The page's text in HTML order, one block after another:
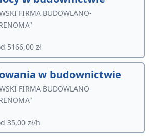
FIRMA BUDOWLANO-
5166,00 zł
w budownictwie
FIRMA BUDOWLANO-
35,00 zł/h